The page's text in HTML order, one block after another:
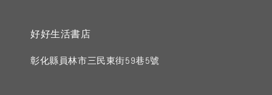
好好生活書店
彰化縣員林市三民東街59巷5號